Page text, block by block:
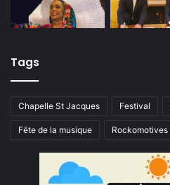
Tags
Chapelle St Jacques Festival
Fête de la musique Rockomotives